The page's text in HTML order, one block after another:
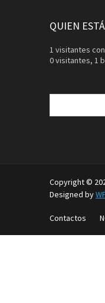
QUIEN
1 visitantes
0 visitantes, 1
Buscar:
Copyright ©
Designed by
Contactos